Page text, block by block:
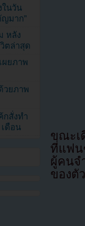
ขณะเ
ที่แฟน
ผู้คนจ
ของตั
ในวัน
มาก”
หลัง
ตล่าสุด
ผยภาพ
วยภาพ
กสั่งทำ
ดือน